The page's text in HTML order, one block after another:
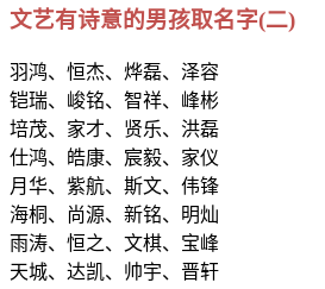
文艺有诗意的男孩取名字(二)
羽鸿、恒杰、烨磊、泽容
铠瑞、峻铭、智祥、峰彬
培茂、家才、贤乐、洪磊
仕鸿、皓康、宸毅、家仪
月华、紫航、斯文、伟锋
海桐、尚源、新铭、明灿
雨涛、恒之、文棋、宝峰
天城、达凯、帅宇、晋轩